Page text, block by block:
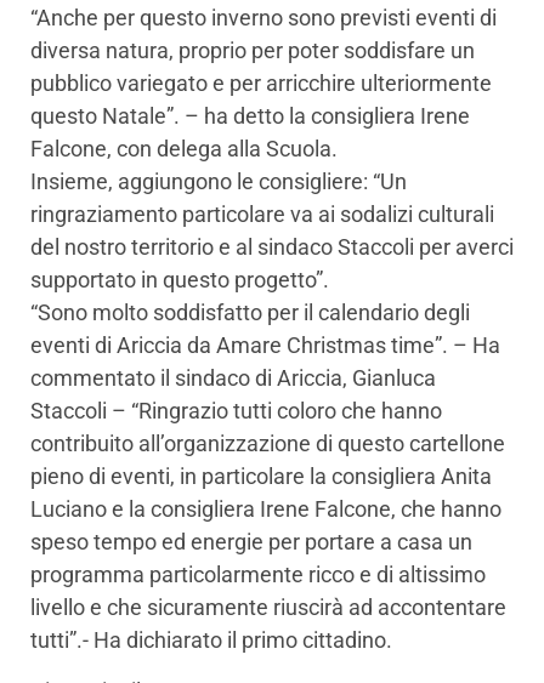
“Anche per questo inverno sono previsti eventi di
diversa natura, proprio per poter soddisfare un
pubblico variegato e per arricchire ulteriormente
questo Natale”. – ha detto la consigliera Irene
Falcone, con delega alla Scuola.
Insieme, aggiungono le consigliere: “Un
ringraziamento particolare va ai sodalizi culturali
del nostro territorio e al sindaco Staccoli per averci
supportato in questo progetto”.
“Sono molto soddisfatto per il calendario degli
eventi di Ariccia da Amare Christmas time”. – Ha
commentato il sindaco di Ariccia, Gianluca
Staccoli – “Ringrazio tutti coloro che hanno
contribuito all’organizzazione di questo cartellone
pieno di eventi, in particolare la consigliera Anita
Luciano e la consigliera Irene Falcone, che hanno
speso tempo ed energie per portare a casa un
programma particolarmente ricco e di altissimo
livello e che sicuramente riuscirà ad accontentare
tutti”.- Ha dichiarato il primo cittadino.